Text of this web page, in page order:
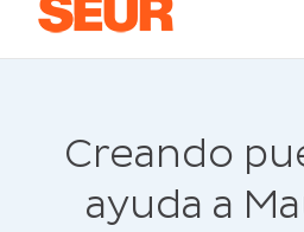
Creando
ayuda a